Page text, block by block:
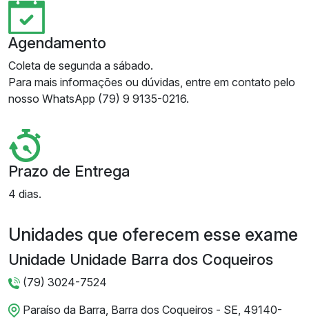
Agendamento
Coleta de segunda a sábado.
Para mais informações ou dúvidas, entre em contato pelo
nosso WhatsApp (79) 9 9135-0216.
Prazo de Entrega
4 dias.
Unidades que oferecem esse exame
Unidade Unidade Barra dos Coqueiros
(79) 3024-7524
Paraíso da Barra, Barra dos Coqueiros - SE, 49140-